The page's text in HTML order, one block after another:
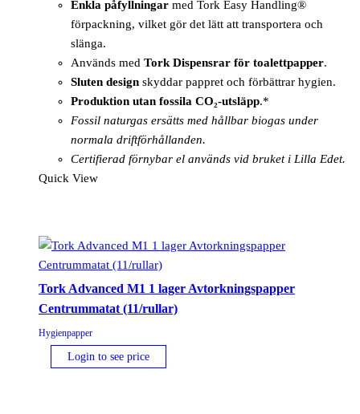
Enkla påfyllningar med Tork Easy Handling®
förpackning, vilket gör det lätt att transportera och
slänga.
Används med Tork Dispensrar för toalettpapper.
Sluten design skyddar pappret och förbättrar hygien.
Produktion utan fossila CO₂-utsläpp.*
Fossil naturgas ersätts med hållbar biogas under
normala driftförhållanden.
Certifierad förnybar el används vid bruket i Lilla Edet.
Quick View
Tork Advanced M1 1 lager Avtorkningspapper
Centrummatat (11/rullar)
Hygienpapper
Login to see price